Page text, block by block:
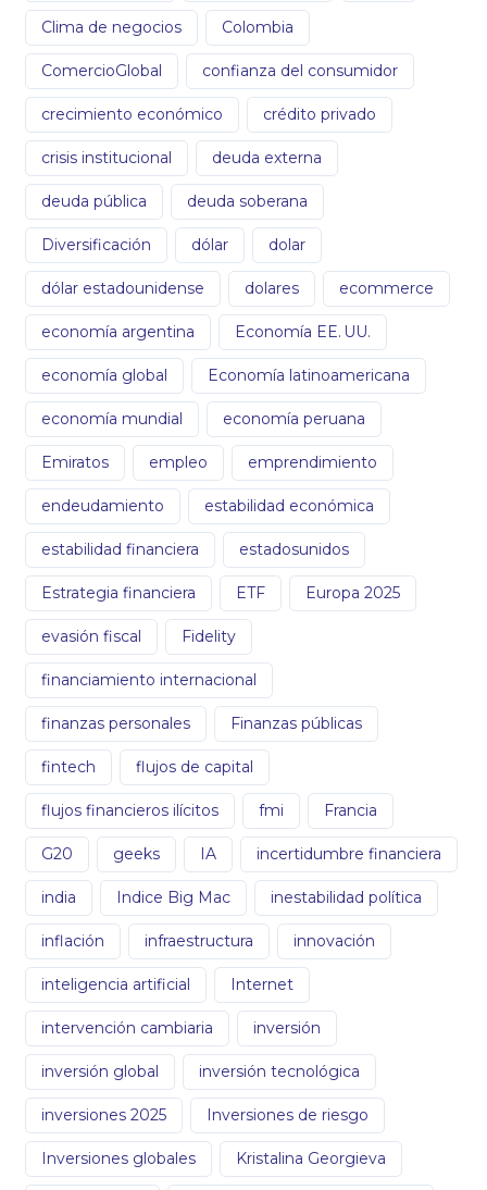
Clima de negocios Colombia
ComercioGlobal confianza del consumidor
crecimiento económico crédito privado
crisis institucional deuda externa
deuda pública deuda soberana
Diversificación dólar dolar
dólar estadounidense dolares ecommerce
economía argentina Economía EE. UU.
economía global Economía latinoamericana
economía mundial economía peruana
Emiratos empleo emprendimiento
endeudamiento estabilidad económica
estabilidad financiera estadosunidos
Estrategia financiera ETF Europa 2025
evasión fiscal Fidelity
financiamiento internacional
finanzas personales Finanzas públicas
fintech flujos de capital
flujos financieros ilícitos fmi Francia
G20 geeks IA incertidumbre financiera
india Indice Big Mac inestabilidad política
inflación infraestructura innovación
inteligencia artificial Internet
intervención cambiaria inversión
inversión global inversión tecnológica
inversiones 2025 Inversiones de riesgo
Inversiones globales Kristalina Georgieva